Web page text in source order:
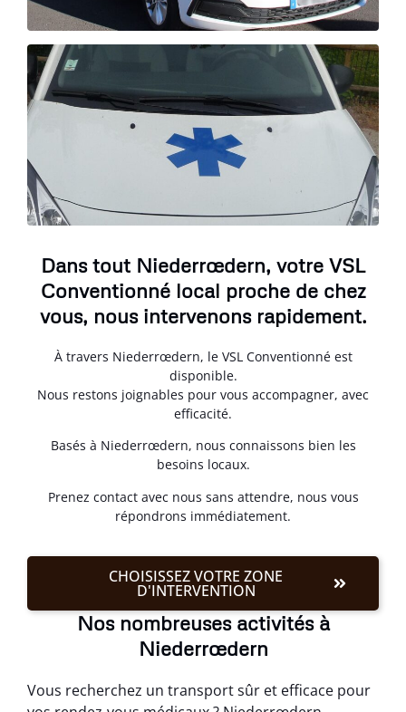
Dans tout Niederrœdern, votre VSL
Conventionné local proche de chez
vous, nous intervenons rapidement.
À travers Niederrœdern, le VSL Conventionné est
disponible.
Nous restons joignables pour vous accompagner, avec
efficacité.
Basés à Niederrœdern, nous connaissons bien les
besoins locaux.
Prenez contact avec nous sans attendre, nous vous
répondrons immédiatement.
CHOISISSEZ VOTRE ZONE
D'INTERVENTION
Nos nombreuses activités à
Niederrœdern
Vous recherchez un transport sûr et efficace pour